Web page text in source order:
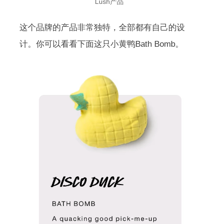
Lush产品
这个品牌的产品非常独特，全部都有自己的设
计。你可以看看下面这只小黄鸭Bath Bomb。